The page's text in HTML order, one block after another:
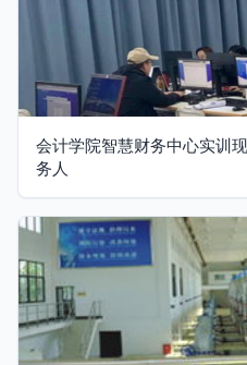
会计学院智慧财务中心实训
务人